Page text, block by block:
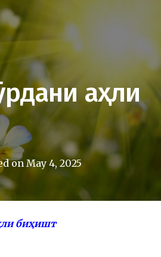
аҳли
on May 4, 2025
биҳишт